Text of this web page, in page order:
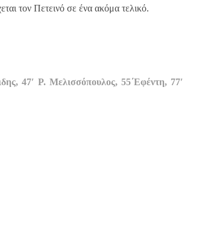
τον Πετεινό σε ένα ακόμα τελικό.
47′ Ρ. Μελισσόπουλος, 55΄Εφέντη, 77′